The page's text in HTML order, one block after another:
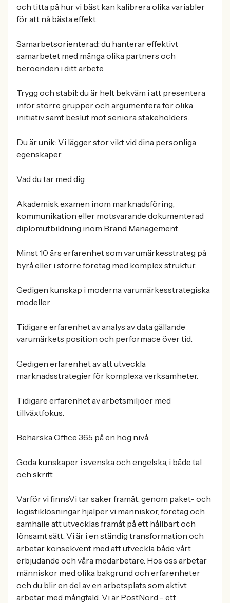
och titta på hur vi bäst kan kalibrera olika variabler
för att nå bästa effekt.
Samarbetsorienterad: du hanterar effektivt
samarbetet med många olika partners och
beroenden i ditt arbete.
Trygg och stabil: du är helt bekväm i att presentera
inför större grupper och argumentera för olika
initiativ samt beslut mot seniora stakeholders.
Du är unik: Vi lägger stor vikt vid dina personliga
egenskaper
Vad du tar med dig
Akademisk examen inom marknadsföring,
kommunikation eller motsvarande dokumenterad
diplomutbildning inom Brand Management.
Minst 10 års erfarenhet som varumärkesstrateg på
byrå eller i större företag med komplex struktur.
Gedigen kunskap i moderna varumärkesstrategiska
modeller.
Tidigare erfarenhet av analys av data gällande
varumärkets position och performace över tid.
Gedigen erfarenhet av att utveckla
marknadsstrategier för komplexa verksamheter.
Tidigare erfarenhet av arbetsmiljöer med
tillväxtfokus.
Behärska Office 365 på en hög nivå.
Goda kunskaper i svenska och engelska, i både tal
och skrift
Varför vi finnsVi tar saker framåt, genom paket- och
logistiklösningar hjälper vi människor, företag och
samhälle att utvecklas framåt på ett hållbart och
lönsamt sätt. Vi är i en ständig transformation och
arbetar konsekvent med att utveckla både vårt
erbjudande och våra medarbetare. Hos oss arbetar
människor med olika bakgrund och erfarenheter
och du blir en del av en arbetsplats som aktivt
arbetar med mångfald. Vi är PostNord - ett